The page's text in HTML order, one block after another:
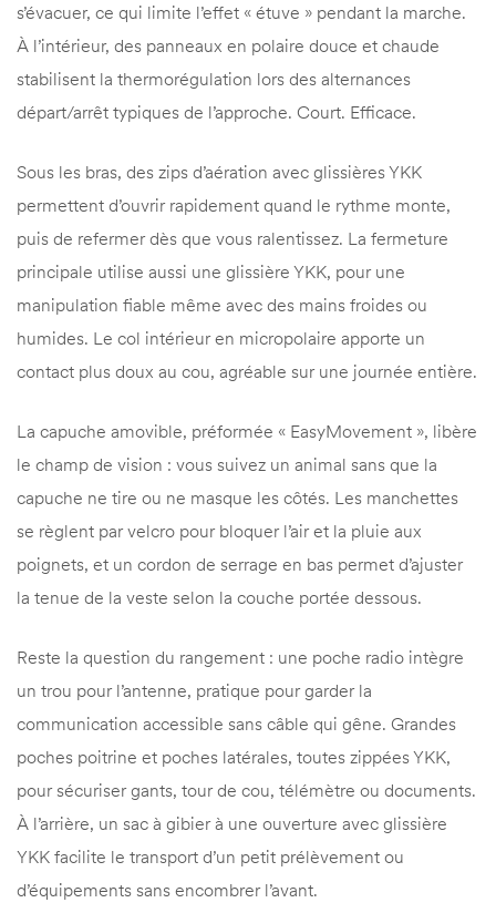
s’évacuer, ce qui limite l’effet « étuve » pendant la marche.
À l’intérieur, des panneaux en polaire douce et chaude
stabilisent la thermorégulation lors des alternances
départ/arrêt typiques de l’approche. Court. Efficace.
Sous les bras, des zips d’aération avec glissières YKK
permettent d’ouvrir rapidement quand le rythme monte,
puis de refermer dès que vous ralentissez. La fermeture
principale utilise aussi une glissière YKK, pour une
manipulation fiable même avec des mains froides ou
humides. Le col intérieur en micropolaire apporte un
contact plus doux au cou, agréable sur une journée entière.
La capuche amovible, préformée « EasyMovement », libère
le champ de vision : vous suivez un animal sans que la
capuche ne tire ou ne masque les côtés. Les manchettes
se règlent par velcro pour bloquer l’air et la pluie aux
poignets, et un cordon de serrage en bas permet d’ajuster
la tenue de la veste selon la couche portée dessous.
Reste la question du rangement : une poche radio intègre
un trou pour l’antenne, pratique pour garder la
communication accessible sans câble qui gêne. Grandes
poches poitrine et poches latérales, toutes zippées YKK,
pour sécuriser gants, tour de cou, télémètre ou documents.
À l’arrière, un sac à gibier à une ouverture avec glissière
YKK facilite le transport d’un petit prélèvement ou
d’équipements sans encombrer l’avant.